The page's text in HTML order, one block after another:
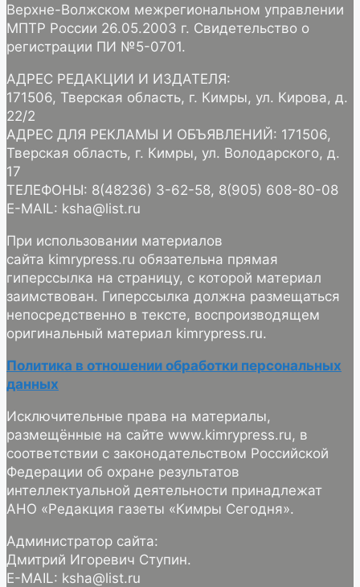
Верхне-Волжском межрегиональном управлении
МПТР России 26.05.2003 г. Свидетельство о
регистрации ПИ №5-0701.
АДРЕС РЕДАКЦИИ И ИЗДАТЕЛЯ:
171506, Тверская область, г. Кимры, ул. Кирова, д.
22/2
АДРЕС ДЛЯ РЕКЛАМЫ И ОБЪЯВЛЕНИЙ: 171506,
Тверская область, г. Кимры, ул. Володарского, д.
17
ТЕЛЕФОНЫ: 8(48236) 3-62-58, 8(905) 608-80-08
E-MAIL: ksha@list.ru
При использовании материалов
сайта kimrypress.ru обязательна прямая
гиперссылка на страницу, с которой материал
заимствован. Гиперссылка должна размещаться
непосредственно в тексте, воспроизводящем
оригинальный материал kimrypress.ru.
Политика в отношении обработки персональных
данных
Исключительные права на материалы,
размещённые на сайте www.kimrypress.ru, в
соответствии с законодательством Российской
Федерации об охране результатов
интеллектуальной деятельности принадлежат
АНО «Редакция газеты «Кимры Сегодня».
Администратор сайта:
Дмитрий Игоревич Ступин.
E-MAIL: ksha@list.ru